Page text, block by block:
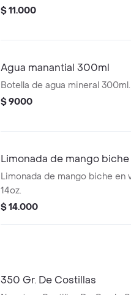
$ 11.000
Agua manantial 300ml
Botella de agua mineral 300ml.
$ 9000
Limonada de mango biche
Limonada de mango biche en
14oz.
$ 14.000
350 Gr. De Costillas